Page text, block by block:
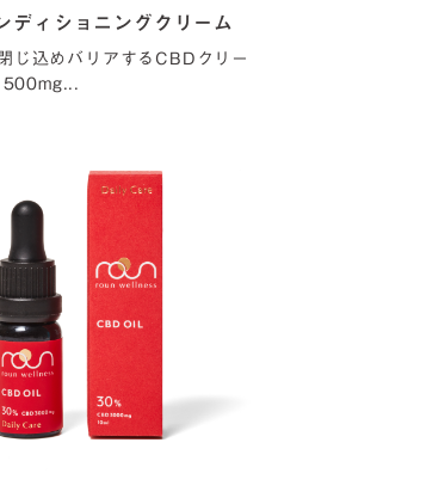
ディショニングクリーム
じ込めバリアするCBDクリー